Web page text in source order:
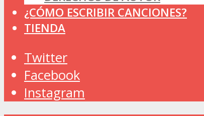
¿CÓMO ESCRIBIR CANCIONES?
TIENDA
Twitter
Facebook
Instagram